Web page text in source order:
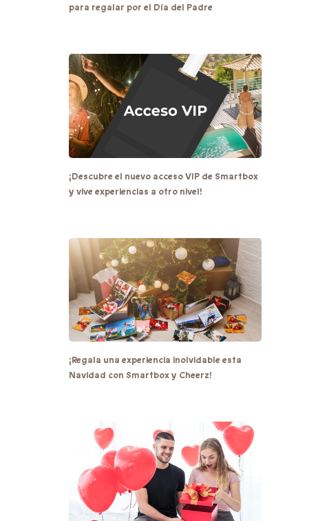
para regalar por el Día del Padre
¡Descubre el nuevo acceso VIP de Smartbox
y vive experiencias a otro nivel!
¡Regala una experiencia inolvidable esta
Navidad con Smartbox y Cheerz!